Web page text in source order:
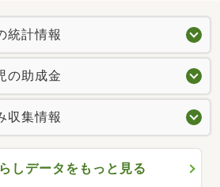
統計情報
の助成金
収集情報
しデータをもっと見る